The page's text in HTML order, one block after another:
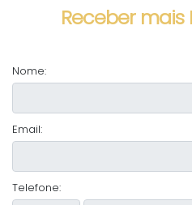
Receber
Nome:
Email:
Telefone: